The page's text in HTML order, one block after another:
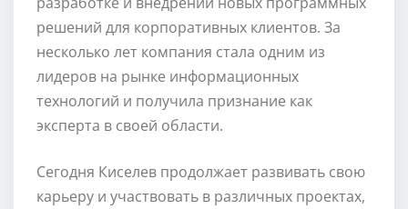
решений для корпоративных клиентов. За
несколько лет компания стала одним из
лидеров на рынке информационных
технологий и получила признание как
эксперта в своей области.
Сегодня Киселев продолжает развивать свою
карьеру и участвовать в различных проектах,